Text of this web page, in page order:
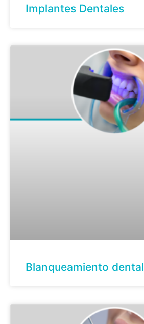
Implantes Dentales
Blanqueamiento dental